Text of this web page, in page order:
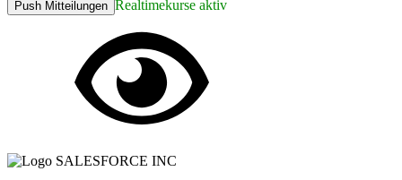
Push Mitteilungen Realtimekurse aktiv